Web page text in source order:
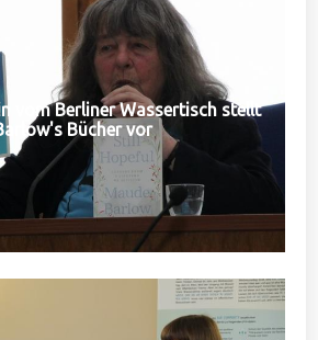
vom Berliner Wassertisch stellt
Bücher vor